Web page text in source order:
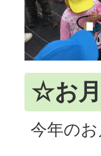
☆お
今年の